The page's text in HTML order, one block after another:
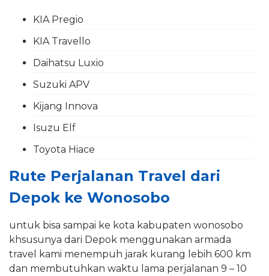
KIA Pregio
KIA Travello
Daihatsu Luxio
Suzuki APV
Kijang Innova
Isuzu Elf
Toyota Hiace
Rute Perjalanan Travel dari
Depok ke Wonosobo
untuk bisa sampai ke kota kabupaten wonosobo
khsusunya dari Depok menggunakan armada
travel kami menempuh jarak kurang lebih 600 km
dan membutuhkan waktu lama perjalanan 9 – 10